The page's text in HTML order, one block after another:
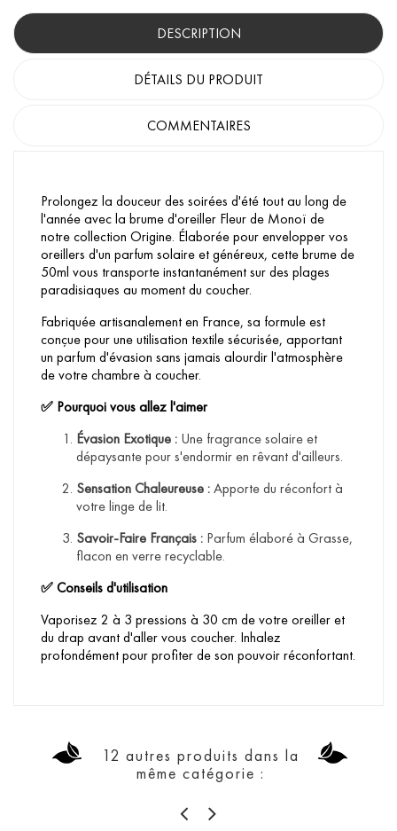
DESCRIPTION
DÉTAILS DU PRODUIT
COMMENTAIRES
Prolongez la douceur des soirées d'été tout au long de
l'année avec la brume d'oreiller Fleur de Monoï de
notre collection Origine. Élaborée pour envelopper vos
oreillers d'un parfum solaire et généreux, cette brume de
50ml vous transporte instantanément sur des plages
paradisiaques au moment du coucher.
Fabriquée artisanalement en France, sa formule est
conçue pour une utilisation textile sécurisée, apportant
un parfum d'évasion sans jamais alourdir l'atmosphère
de votre chambre à coucher.
✅ Pourquoi vous allez l'aimer
Évasion Exotique : Une fragrance solaire et
dépaysante pour s'endormir en rêvant d'ailleurs.
Sensation Chaleureuse : Apporte du réconfort à
votre linge de lit.
Savoir-Faire Français : Parfum élaboré à Grasse,
flacon en verre recyclable.
✅ Conseils d'utilisation
Vaporisez 2 à 3 pressions à 30 cm de votre oreiller et
du drap avant d'aller vous coucher. Inhalez
profondément pour profiter de son pouvoir réconfortant.
12 autres produits dans la
même catégorie :